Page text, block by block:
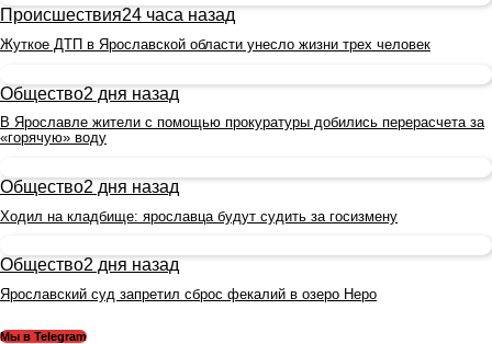
Происшествия24 часа назад
Жуткое ДТП в Ярославской области унесло жизни трех человек
Общество2 дня назад
В Ярославле жители с помощью прокуратуры добились перерасчета за
«горячую» воду
Общество2 дня назад
Ходил на кладбище: ярославца будут судить за госизмену
Общество2 дня назад
Ярославский суд запретил сброс фекалий в озеро Неро
Мы в Telegram